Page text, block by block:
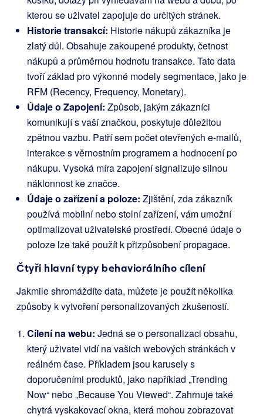
kterou se uživatel zapojuje do určitých stránek.
Historie transakcí: Historie nákupů zákazníka je
zlatý důl. Obsahuje zakoupené produkty, četnost
nákupů a průměrnou hodnotu transakce. Tato data
tvoří základ pro výkonné modely segmentace, jako je
RFM (Recency, Frequency, Monetary).
Údaje o Zapojení: Způsob, jakým zákazníci
komunikují s vaší značkou, poskytuje důležitou
zpětnou vazbu. Patří sem počet otevřených e-mailů,
interakce s věrnostním programem a hodnocení po
nákupu. Vysoká míra zapojení signalizuje silnou
náklonnost ke značce.
Údaje o zařízení a poloze: Zjištění, zda zákazník
používá mobilní nebo stolní zařízení, vám umožní
optimalizovat uživatelské prostředí. Obecné údaje o
poloze lze také použít k přizpůsobení propagace.
Čtyři hlavní typy behaviorálního cílení
Jakmile shromáždíte data, můžete je použít několika
způsoby k vytvoření personalizovaných zkušeností.
Cílení na webu: Jedná se o personalizaci obsahu,
který uživatel vidí na vašich webových stránkách v
reálném čase. Příkladem jsou karusely s
doporučeními produktů, jako například „Trending
Now“ nebo „Because You Viewed“. Zahrnuje také
chytrá vyskakovací okna, která mohou zobrazovat